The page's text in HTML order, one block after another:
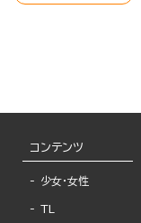
コンテンツ
少女・女性
TL